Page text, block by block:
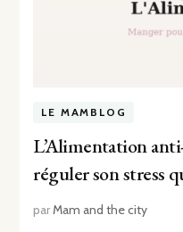
LE MAMBLOG
L’Alimentation
réguler son stress
parMam and the city